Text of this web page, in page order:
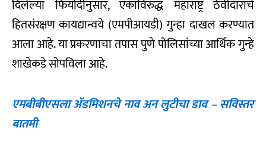
दिलेल्या फिर्यादीनुसार, एकाविरुद्ध महाराष्ट्र ठेवीदारांचे
हितसंरक्षण कायद्यान्वये (एमपीआयडी) गुन्हा दाखल करण्यात
आला आहे. या प्रकरणाचा तपास पुणे पोलिसांच्या आर्थिक गुन्हे
शाखेकडे सोपविला आहे.
एमबीबीएसला अ‍ॅडमिशनचे नाव अन लुटीचा डाव – सविस्तर
बातमी